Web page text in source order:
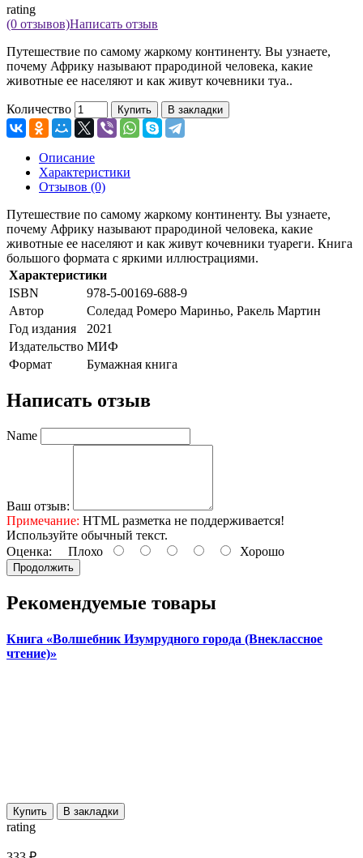
rating
(0 отзывов)Написать отзыв
Путешествие по самому жаркому континенту. Вы узнаете,
почему Африку называют прародиной человека, какие
животные ее населяют и как живут кочевники туа..
Количество Купить В закладки
Описание
Характеристики
Отзывов (0)
Путешествие по самому жаркому континенту. Вы узнаете,
почему Африку называют прародиной человека, какие
животные ее населяют и как живут кочевники туареги. Книга
большого формата с яркими иллюстрациями.
Характеристики
ISBN
978-5-00169-688-9
Автор
Соледад Ромеро Мариньо, Ракель Мартин
Год издания
2021
Издательство МИФ
Формат
Бумажная книга
Написать отзыв
Name
Ваш отзыв:
Примечание: HTML разметка не поддерживается!
Используйте обычный текст.
Оценка: Плохо Хорошо
Продолжить
Рекомендуемые товары
Книга «Волшебник Изумрудного города (Внеклассное
чтение)»
Купить В закладки
rating